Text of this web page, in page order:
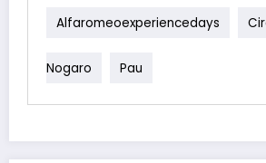
Alfaromeoexperiencedays
Nogaro Pau